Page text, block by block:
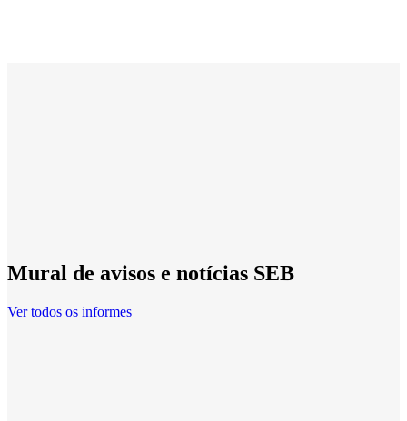
Mural de avisos e notícias SEB
Ver todos os informes